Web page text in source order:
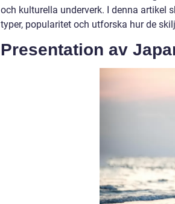
och kulturella underverk. I denna artikel
typer, popularitet och utforska hur de
Presentation av